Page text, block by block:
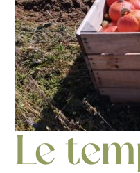
Le